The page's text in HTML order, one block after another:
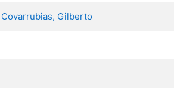
Gilberto